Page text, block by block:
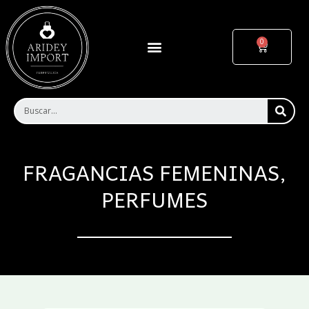
contenido
Menu Cart
FRAGANCIAS FEMENINAS,
PERFUMES